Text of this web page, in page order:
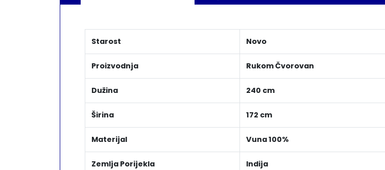
Starost Novo
Proizvodnja Rukom Čvorovan
Dužina 240 cm
Širina 172 cm
Materijal Vuna 100%
Zemlja Porijekla Indija